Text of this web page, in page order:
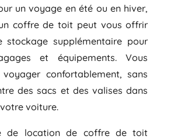
un voyage en été ou en hiver,
coffre de toit peut vous offrir
stockage supplémentaire pour
et équipements. Vous
confortablement, sans
des sacs et des valises dans
voiture.
de location de coffre de toit